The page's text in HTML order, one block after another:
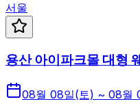
서울
용산 아이파크몰 대형
08월 08일(토) ~ 08월